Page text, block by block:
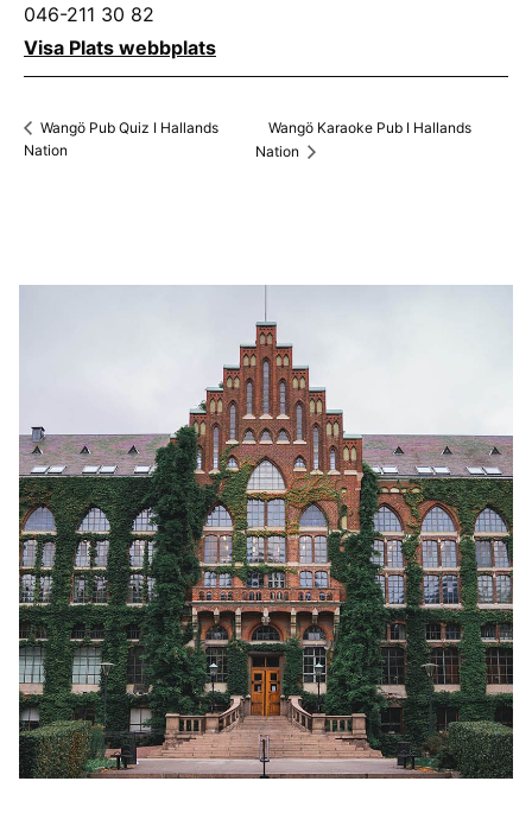
046-211 30 82
Visa Plats webbplats
Wangö Pub Quiz I Hallands
Nation
Wangö Karaoke Pub I Hallands
Nation